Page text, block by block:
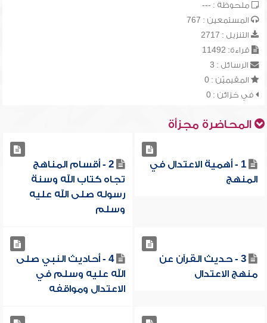
ملحوظة : ---
المستمعين : 767
التنزيل : 2717
قراءة: 11492
الرسائل : 3
المقيميّن : 0
في خزائن : 0
المحاضرة مجزأة
1 - أهمية الاعتدال في
المنهج
2 - أقسام المناهج
تجاه كتاب الله وسنة
رسوله صلى الله عليه
وسلم
3 - حديث القرآن عن
منهج الاعتدال
4 - أحاديث النبي صلى
الله عليه وسلم في
الاعتدال ومواقفه